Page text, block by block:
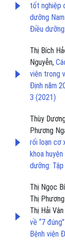
tốt nghiệp
dưỡng
Điều
Thị Bích
Nguyễn,
viên trong
Định năm
3 (2021)
Thùy
Phương
rối loạn cơ
khoa
dưỡng:
Thị Ngọc
Thị
Thị Hải
về “7
Bệnh viện